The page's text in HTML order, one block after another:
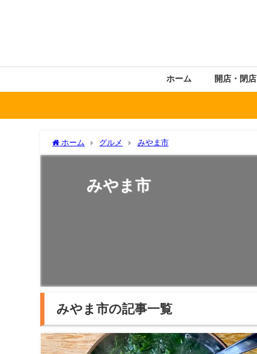
ホーム 開店・閉店
ホーム グルメ みやま市
みやま市
みやま市の記事一覧